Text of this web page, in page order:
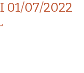
01/07/2022